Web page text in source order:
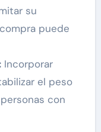
su
puede
Incorporar
el peso
con